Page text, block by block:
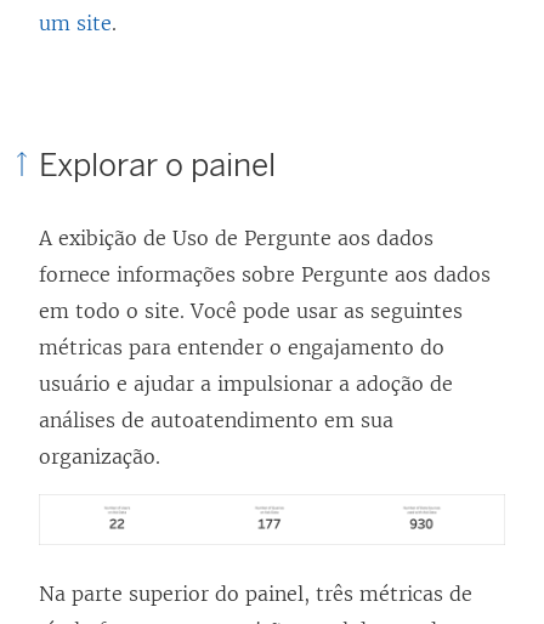
um site.
Explorar o painel
A exibição de Uso de Pergunte aos dados
fornece informações sobre Pergunte aos dados
em todo o site. Você pode usar as seguintes
métricas para entender o engajamento do
usuário e ajudar a impulsionar a adoção de
análises de autoatendimento em sua
organização.
Na parte superior do painel, três métricas de